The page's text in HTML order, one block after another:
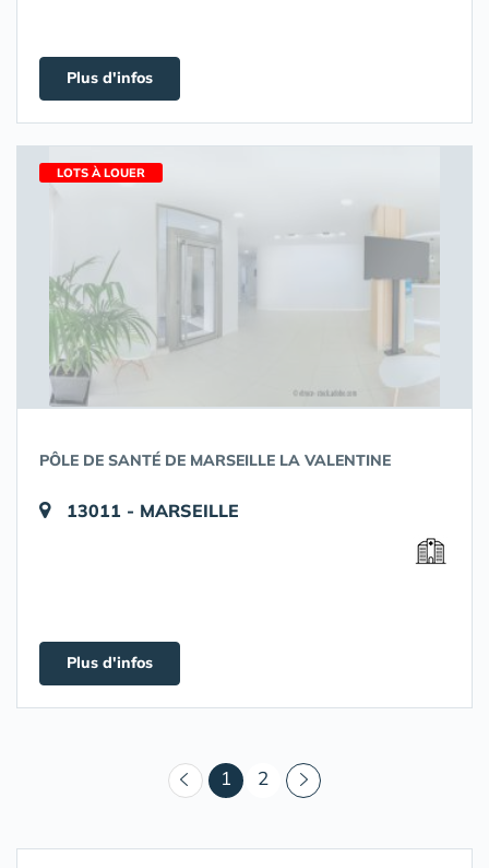
Plus d'infos
LOTS À LOUER
PÔLE DE SANTÉ DE MARSEILLE LA VALENTINE
13011 - MARSEILLE
Plus d'infos
1 (courant)
2